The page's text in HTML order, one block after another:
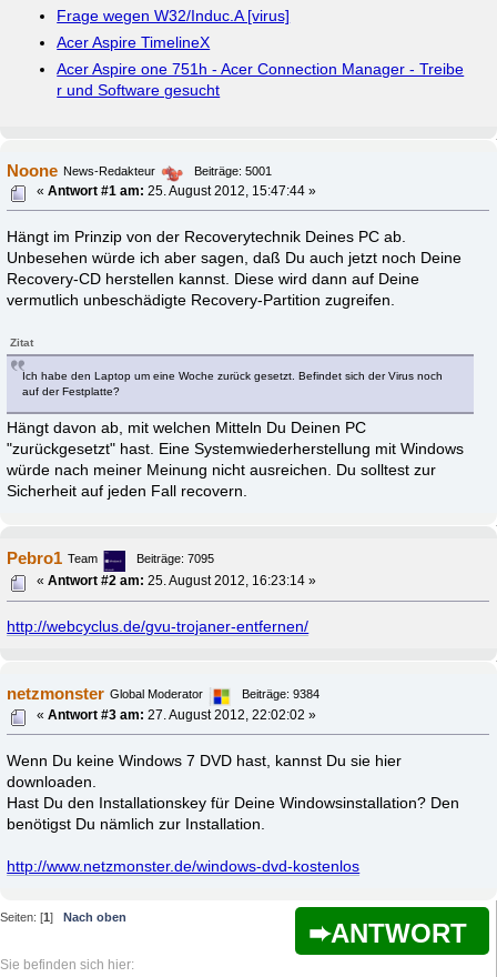
Frage wegen W32/Induc.A [virus]
Acer Aspire TimelineX
Acer Aspire one 751h - Acer Connection Manager - Treibe
r und Software gesucht
Noone News-Redakteur
Beiträge: 5001
«Antwort #1 am: 25. August 2012, 15:47:44 »
Hängt im Prinzip von der Recoverytechnik Deines PC ab.
Unbesehen würde ich aber sagen, daß Du auch jetzt noch Deine
Recovery-CD herstellen kannst. Diese wird dann auf Deine
vermutlich unbeschädigte Recovery-Partition zugreifen.
Zitat
Ich habe den Laptop um eine Woche zurück gesetzt. Befindet sich der Virus noch
auf der Festplatte?
Hängt davon ab, mit welchen Mitteln Du Deinen PC
"zurückgesetzt" hast. Eine Systemwiederherstellung mit Windows
würde nach meiner Meinung nicht ausreichen. Du solltest zur
Sicherheit auf jeden Fall recovern.
Pebro1 Team
Beiträge: 7095
«Antwort #2 am: 25. August 2012, 16:23:14 »
http://webcyclus.de/gvu-trojaner-entfernen/
netzmonster Global Moderator
Beiträge: 9384
«Antwort #3 am: 27. August 2012, 22:02:02 »
Wenn Du keine Windows 7 DVD hast, kannst Du sie hier
downloaden.
Hast Du den Installationskey für Deine Windowsinstallation? Den
benötigst Du nämlich zur Installation.
http://www.netzmonster.de/windows-dvd-kostenlos
ANTWORT
Seiten: [1 ] Nach oben